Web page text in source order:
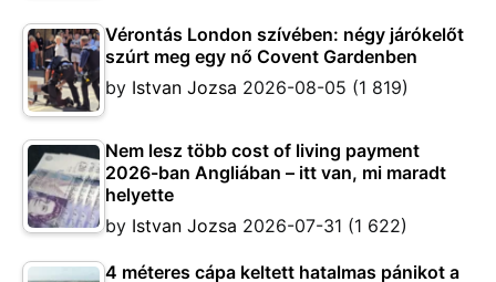
Vérontás London szívében: négy járókelőt
szúrt meg egy nő Covent Gardenben
by Istvan Jozsa 2026-08-05 (1 819)
Nem lesz több cost of living payment
2026-ban Angliában – itt van, mi maradt
helyette
by Istvan Jozsa 2026-07-31 (1 622)
4 méteres cápa keltett hatalmas pánikot a